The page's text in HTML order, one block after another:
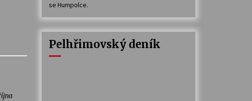
se Humpolce.
Pelhřimovský deník